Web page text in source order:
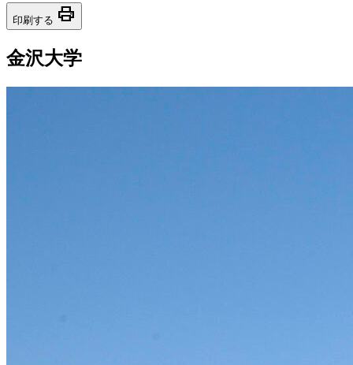
印刷する print
金沢大学